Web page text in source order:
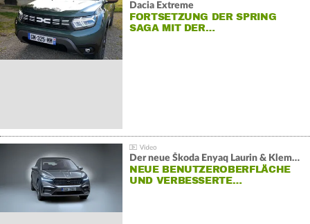
Dacia Extreme
FORTSETZUNG DER SPRING
SAGA MIT DER…
Der neue Škoda Enyaq Laurin & Klement
NEUE BENUTZEROBERFLÄCHE
UND VERBESSERTE…